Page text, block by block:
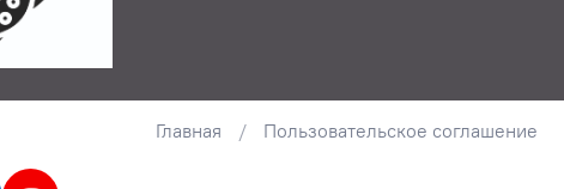
Главная Пользовательское соглашение